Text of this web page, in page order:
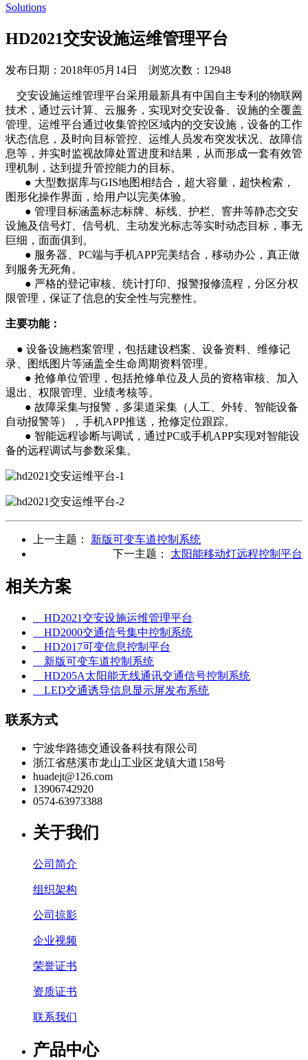
Solutions
HD2021交安设施运维管理平台
发布日期： 2018年05月14日 浏览次数： 12948
交安设施运维管理平台采用最新具有中国自主专利的物联网
技术，通过云计算、云服务，实现对交安设备、设施的全覆盖
管理。运维平台通过收集管控区域内的交安设施，设备的工作
状态信息，及时向目标管控、运维人员发布突发状况、故障信
息等，并实时监视故障处置进度和结果，从而形成一套有效管
理机制，达到提升管控能力的目标。
● 大型数据库与GIS地图相结合，超大容量，超快检索，
图形化操作界面，给用户以完美体验。
● 管理目标涵盖标志标牌、标线、护栏、窨井等静态交安
设施及信号灯、信号机、主动发光标志等实时动态目标，事无
巨细，面面俱到。
● 服务器、PC端与手机APP完美结合，移动办公，真正做
到服务无死角。
● 严格的登记审核、统计打印、报警报修流程，分区分权
限管理，保证了信息的安全性与完整性。
主要功能：
● 设备设施档案管理，包括建设档案、设备资料、维修记
录、图纸图片等涵盖全生命周期资料管理。
● 抢修单位管理，包括抢修单位及人员的资格审核、加入
退出、权限管理、业绩考核等。
● 故障采集与报警，多渠道采集（人工、外转、智能设备
自动报警等），手机APP推送，抢修定位跟踪。
● 智能远程诊断与调试，通过PC或手机APP实现对智能设
备的远程调试与参数采集。
上一主题： 新版可变车道控制系统
下一主题： 太阳能移动灯远程控制平台
相关方案
HD2021交安设施运维管理平台
HD2000交通信号集中控制系统
HD2017可变信息控制平台
新版可变车道控制系统
HD205A太阳能无线通讯交通信号控制系统
LED交通诱导信息显示屏发布系统
联系方式
宁波华路德交通设备科技有限公司
浙江省慈溪市龙山工业区龙镇大道158号
huadejt@126.com
13906742920
0574-63973388
关于我们
公司简介
组织架构
公司掠影
企业视频
荣誉证书
资质证书
联系我们
产品中心